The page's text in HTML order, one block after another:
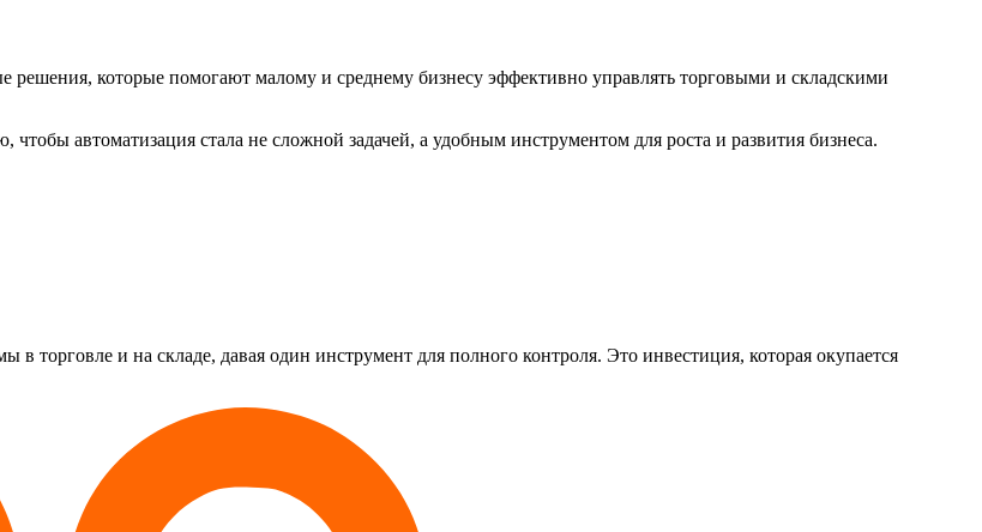
решения, которые помогают малому и среднему бизнесу эффективно управлять торговыми и складскими
автоматизация стала не сложной задачей, а удобным инструментом для роста и развития бизнеса.
и на складе, давая один инструмент для полного контроля. Это инвестиция, которая окупается